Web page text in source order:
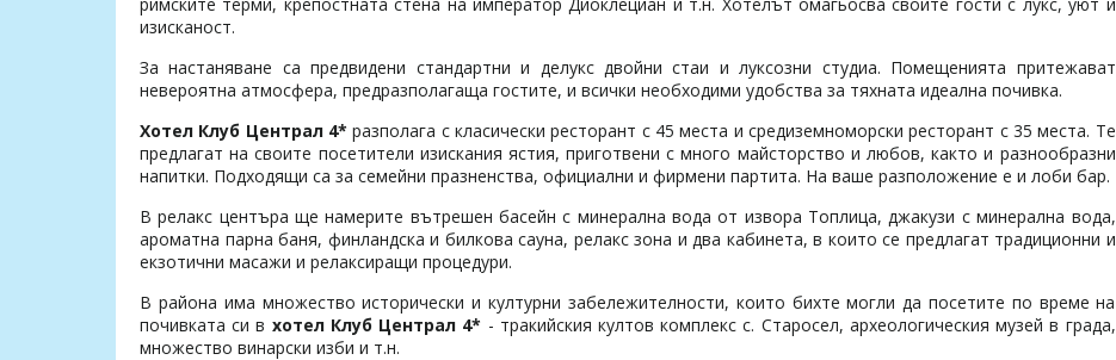
изисканост.
За настаняване са предвидени стандартни и делукс двойни стаи и луксозни студиа. Помещенията притежават
невероятна атмосфера, предразполагаща гостите, и всички необходими удобства за тяхната идеална почивка.
Хотел Клуб Централ 4*разполага с класически ресторант с 45 места и средиземноморски ресторант с 35 места. Те
предлагат на своите посетители изискания ястия, приготвени с много майсторство и любов, както и разнообразни
напитки. Подходящи са за семейни празненства, официални и фирмени партита. На ваше разположение е и лоби бар.
В релакс центъра ще намерите вътрешен басейн с минерална вода от извора Топлица, джакузи с минерална вода,
ароматна парна баня, финландска и билкова сауна, релакс зона и два кабинета, в които се предлагат традиционни и
екзотични масажи и релаксиращи процедури.
В района има множество исторически и културни забележителности, които бихте могли да посетите по време на
почивката си в хотел Клуб Централ 4* - тракийския култов комплекс с. Старосел, археологическия музей в града,
множество винарски изби и т.н.